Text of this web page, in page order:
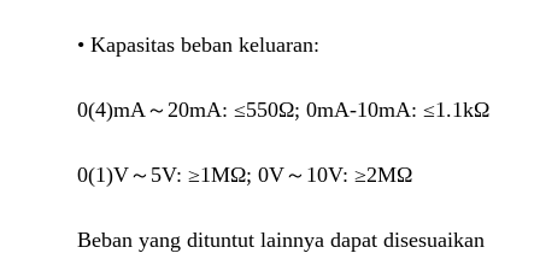
• Kapasitas beban keluaran:
0(4)mA～20mA: ≤550Ω; 0mA-10mA: ≤1.1kΩ
0(1)V～5V: ≥1MΩ; 0V～10V: ≥2MΩ
Beban yang dituntut lainnya dapat disesuaikan